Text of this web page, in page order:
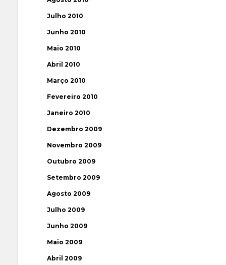
Julho 2010
Junho 2010
Maio 2010
Abril 2010
Março 2010
Fevereiro 2010
Janeiro 2010
Dezembro 2009
Novembro 2009
Outubro 2009
Setembro 2009
Agosto 2009
Julho 2009
Junho 2009
Maio 2009
Abril 2009